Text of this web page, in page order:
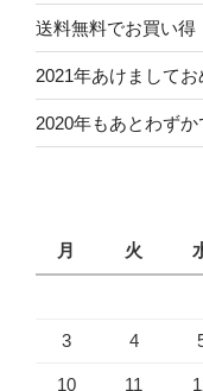
送料無料でお買い得
2021年あけまして
2020年もあとわずか
月
火
3 4
10 11